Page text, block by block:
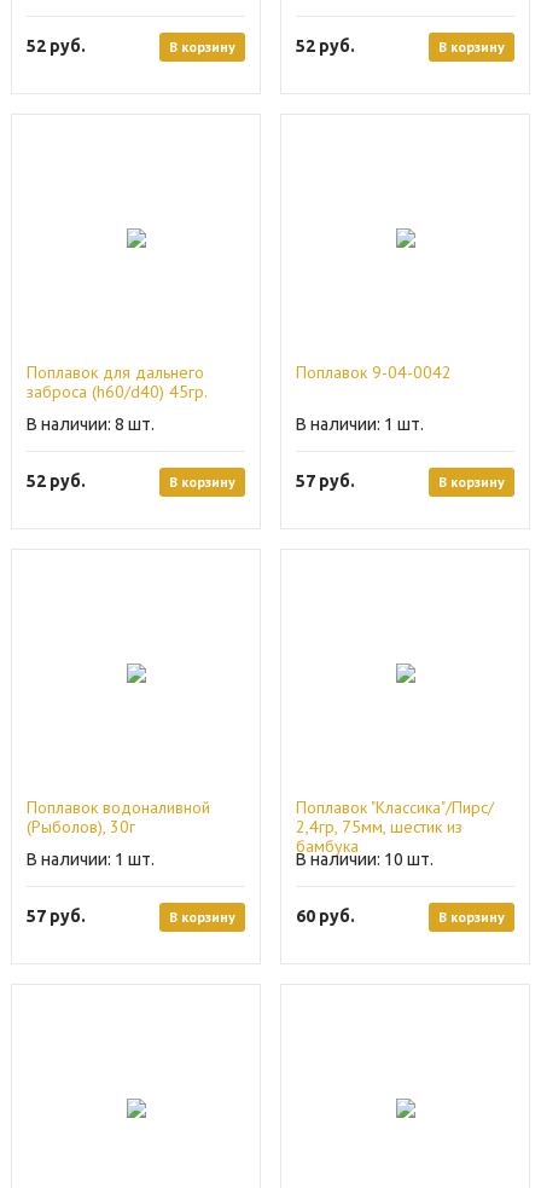
52 руб. В корзину 52 руб. В корзину
Поплавок для дальнего
заброса (h60/d40) 45гр.
8
52 руб. В корзину
Поплавок 9-04-0042
1
57 руб. В корзину
Поплавок водоналивной
(Рыболов), 30г
1
57 руб. В корзину
Поплавок "Классика"/Пирс/
2,4гр, 75мм, шестик из
бамбука
10
60 руб. В корзину